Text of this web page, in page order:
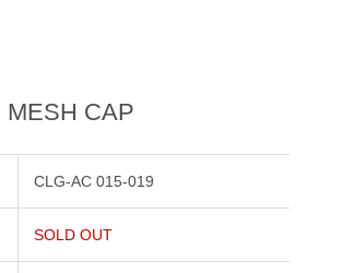
MESH CAP
CLG-AC 015-019
SOLD OUT